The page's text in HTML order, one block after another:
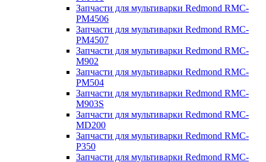
Запчасти для мультиварки Redmond RMC-
PM4506
Запчасти для мультиварки Redmond RMC-
PM4507
Запчасти для мультиварки Redmond RMC-
M902
Запчасти для мультиварки Redmond RMC-
PM504
Запчасти для мультиварки Redmond RMC-
M903S
Запчасти для мультиварки Redmond RMC-
MD200
Запчасти для мультиварки Redmond RMC-
P350
Запчасти для мультиварки Redmond RMC-